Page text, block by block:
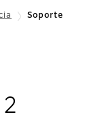
Soporte